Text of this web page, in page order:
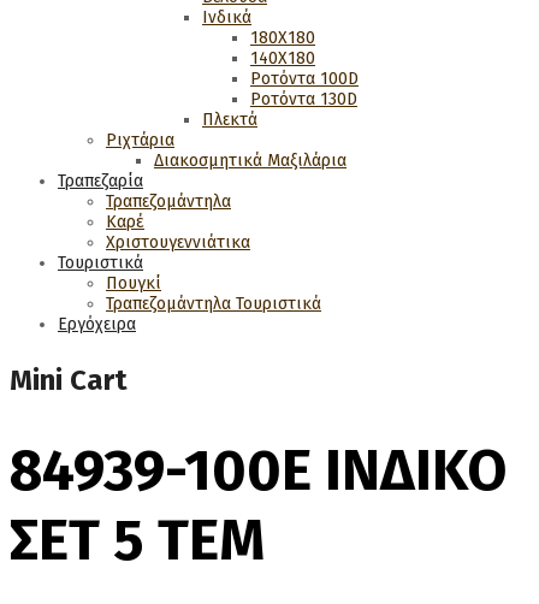
Ινδικά
180Χ180
140Χ180
Ροτόντα 100D
Ροτόντα 130D
Πλεκτά
Ριχτάρια
Διακοσμητικά Μαξιλάρια
Τραπεζαρία
Τραπεζομάντηλα
Καρέ
Χριστουγεννιάτικα
Τουριστικά
Πουγκί
Τραπεζομάντηλα Τουριστικά
Εργόχειρα
Mini Cart
84939-100Ε ΙΝΔΙΚΟ
ΣΕΤ 5 ΤΕΜ